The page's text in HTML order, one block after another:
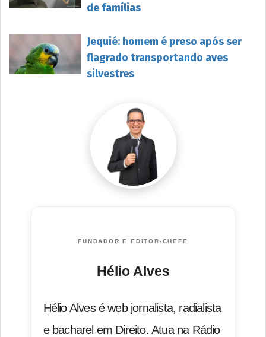
de famílias
Jequié: homem é preso após ser
flagrado transportando aves
silvestres
FUNDADOR E EDITOR-CHEFE
Hélio Alves
Hélio Alves é web jornalista, radialista
e bacharel em Direito. Atua na Rádio